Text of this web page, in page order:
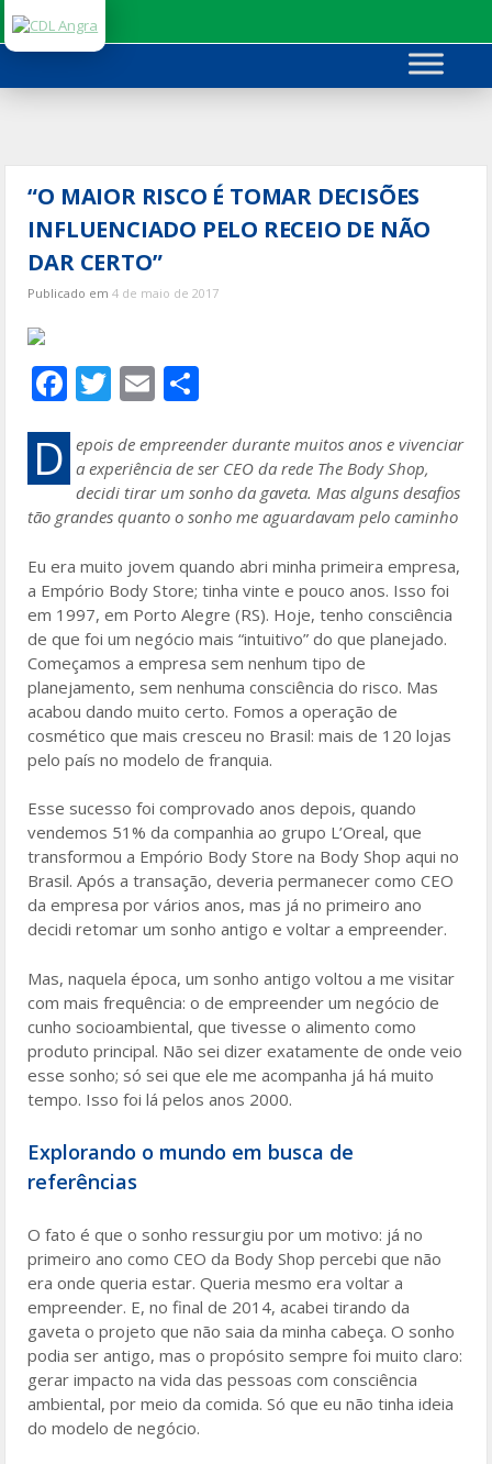
para
conteúdo
“O MAIOR RISCO É TOMAR DECISÕES
INFLUENCIADO PELO RECEIO DE NÃO
DAR CERTO”
Publicado em4 de maio de 2017
F
ac
e
b
o
o
k
T
w
itt
er
E
m
ai
l
ar
e
D
epois de empreender durante muitos anos e vivenciar
a experiência de ser CEO da rede The Body Shop,
decidi tirar um sonho da gaveta. Mas alguns desafios
tão grandes quanto o sonho me aguardavam pelo caminho
Eu era muito jovem quando abri minha primeira empresa,
a Empório Body Store; tinha vinte e pouco anos. Isso foi
em 1997, em Porto Alegre (RS). Hoje, tenho consciência
de que foi um negócio mais “intuitivo” do que planejado.
Começamos a empresa sem nenhum tipo de
planejamento, sem nenhuma consciência do risco. Mas
acabou dando muito certo. Fomos a operação de
cosmético que mais cresceu no Brasil: mais de 120 lojas
pelo país no modelo de franquia.
Esse sucesso foi comprovado anos depois, quando
vendemos 51% da companhia ao grupo L’Oreal, que
transformou a Empório Body Store na Body Shop aqui no
Brasil. Após a transação, deveria permanecer como CEO
da empresa por vários anos, mas já no primeiro ano
decidi retomar um sonho antigo e voltar a empreender.
Mas, naquela época, um sonho antigo voltou a me visitar
com mais frequência: o de empreender um negócio de
cunho socioambiental, que tivesse o alimento como
produto principal. Não sei dizer exatamente de onde veio
esse sonho; só sei que ele me acompanha já há muito
tempo. Isso foi lá pelos anos 2000.
Explorando o mundo em busca de
referências
O fato é que o sonho ressurgiu por um motivo: já no
primeiro ano como CEO da Body Shop percebi que não
era onde queria estar. Queria mesmo era voltar a
empreender. E, no final de 2014, acabei tirando da
gaveta o projeto que não saia da minha cabeça. O sonho
podia ser antigo, mas o propósito sempre foi muito claro:
gerar impacto na vida das pessoas com consciência
ambiental, por meio da comida. Só que eu não tinha ideia
do modelo de negócio.